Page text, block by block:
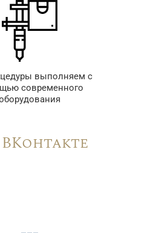
выполняем с
современного